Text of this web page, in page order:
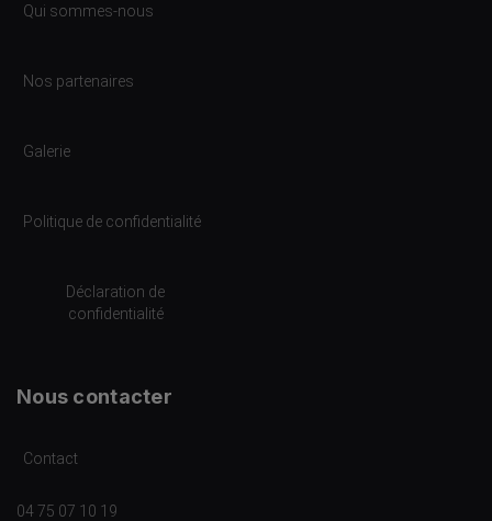
Qui sommes-nous
Nos partenaires
Galerie
Politique de confidentialité
Déclaration de
confidentialité
Nous contacter
Contact
04 75 07 10 19